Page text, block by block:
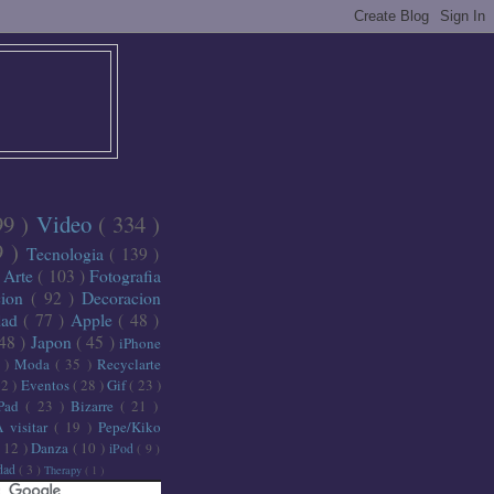
) Video ( 334 )
) Tecnologia ( 139 )
Arte ( 103 ) Fotografia
( 92 )Decoracion
( 77 ) Apple ( 48 )
) Japon ( 45 ) iPhone
) Moda ( 35 )Recyclarte
) Eventos ( 28 )Gif( 23 )
( 23 ) Bizarre ( 21 )
visitar ( 19 ) Pepe/Kiko
12 )Danza ( 10 ) iPod ( 9 )
( 3 ) Therapy ( 1 )